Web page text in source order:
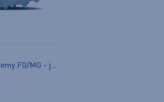
Zoom Vapor 16 Academy FG/MG - jalkapallokengät (FG)